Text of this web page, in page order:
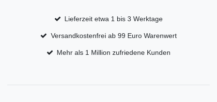
Lieferzeit etwa 1 bis 3 Werktage
Versandkostenfrei ab 99 Euro Warenwert
Mehr als 1 Million zufriedene Kunden